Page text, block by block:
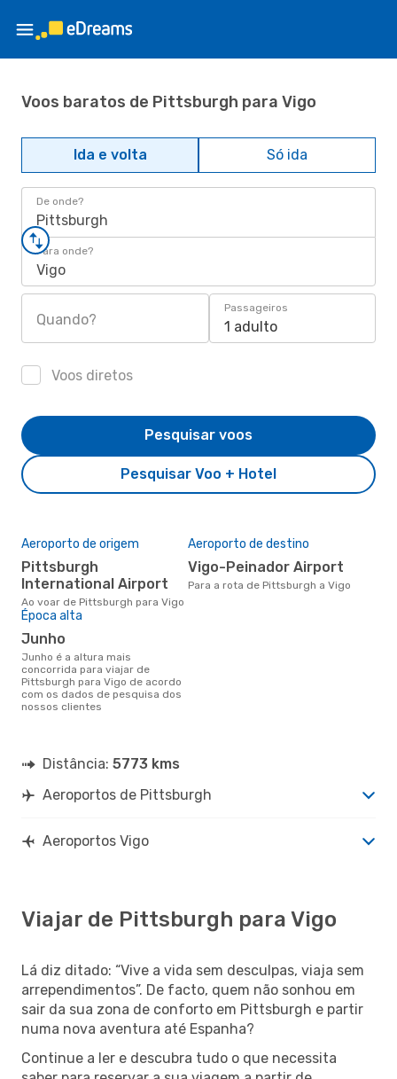
Voos baratos de Pittsburgh para Vigo
Ida e volta Só ida
De onde?
Pittsburgh
Para onde?
Vigo
Quando?
Passageiros
1 adulto
Voos diretos
Pesquisar Voo + Hotel
Pesquisar voos
Aeroporto de origem
Pittsburgh
International Airport
Ao voar de Pittsburgh para Vigo
Aeroporto de destino
Vigo-Peinador Airport
Para a rota de Pittsburgh a Vigo
Época alta
junho
junho é a altura mais
concorrida para viajar de
Pittsburgh para Vigo de acordo
com os dados de pesquisa dos
nossos clientes
Distância: 5773 kms
Aeroportos de Pittsburgh
Aeroportos Vigo
Viajar de Pittsburgh para Vigo
Lá diz ditado: “Vive a vida sem desculpas, viaja sem
arrependimentos”. De facto, quem não sonhou em
sair da sua zona de conforto em Pittsburgh e partir
numa nova aventura até Espanha?
Continue a ler e descubra tudo o que necessita